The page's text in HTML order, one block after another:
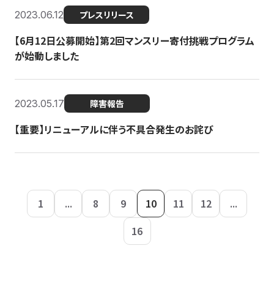
2023.06.12 プレスリリース
【6月12日公募開始】第2回マンスリー寄付挑戦プログラム
が始動しました
2023.05.17 障害報告
【重要】リニューアルに伴う不具合発生のお詫び
1 ... 8 9 10 11 12
...
16